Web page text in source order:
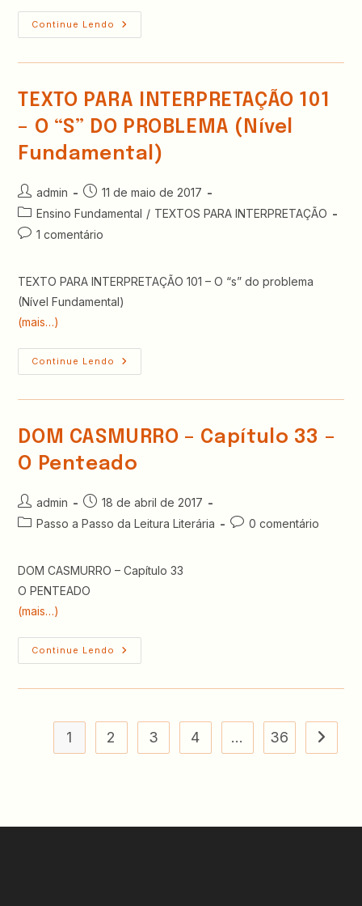
Continue Lendo
DOM
CASMURRO
TEXTO PARA INTERPRETAÇÃO 101
– O “S” DO PROBLEMA (Nível
Fundamental)
Autor
do
post:
admin
Post
publicado:
11 de maio de 2017
Categoria
do
Ensino Fundamental / TEXTOS PARA INTERPRETAÇÃO
Comentários
1 comentário
TEXTO PARA INTERPRETAÇÃO 101 – O “s” do problema
(Nível Fundamental)
(mais…)
Continue Lendo
TEXTO
PARA
“S”
DO
PROBLEMA
(Nível
DOM CASMURRO – Capítulo 33 –
O Penteado
Autor
do
admin
Post
publicado:
18 de abril de 2017
Categoria
Passo a Passo da Leitura Literária
Comentários
0 comentário
DOM CASMURRO – Capítulo 33
O PENTEADO
(mais…)
Continue Lendo
DOM
CASMURRO
O
Penteado
1 2 3 4 … 36 Ir para